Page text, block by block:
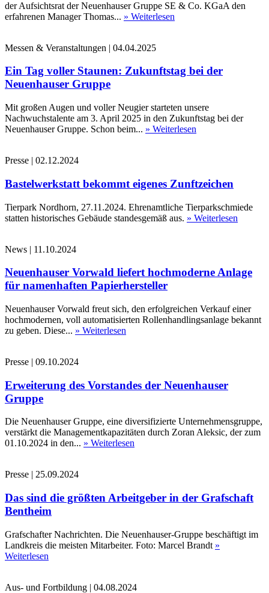
der Aufsichtsrat der Neuenhauser Gruppe SE & Co. KGaA den
erfahrenen Manager Thomas... » Weiterlesen
Messen & Veranstaltungen | 04.04.2025
Ein Tag voller Staunen: Zukunftstag bei der
Neuenhauser Gruppe
Mit großen Augen und voller Neugier starteten unsere
Nachwuchstalente am 3. April 2025 in den Zukunftstag bei der
Neuenhauser Gruppe. Schon beim... » Weiterlesen
Presse | 02.12.2024
Bastelwerkstatt bekommt eigenes Zunftzeichen
Tierpark Nordhorn, 27.11.2024. Ehrenamtliche Tierparkschmiede
statten historisches Gebäude standesgemäß aus. » Weiterlesen
News | 11.10.2024
Neuenhauser Vorwald liefert hochmoderne Anlage
für namenhaften Papierhersteller
Neuenhauser Vorwald freut sich, den erfolgreichen Verkauf einer
hochmodernen, voll automatisierten Rollenhandlingsanlage bekannt
zu geben. Diese... » Weiterlesen
Presse | 09.10.2024
Erweiterung des Vorstandes der Neuenhauser
Gruppe
Die Neuenhauser Gruppe, eine diversifizierte Unternehmensgruppe,
verstärkt die Managementkapazitäten durch Zoran Aleksic, der zum
01.10.2024 in den... » Weiterlesen
Presse | 25.09.2024
Das sind die größten Arbeitgeber in der Grafschaft
Bentheim
Grafschafter Nachrichten. Die Neuenhauser-Gruppe beschäftigt im
Landkreis die meisten Mitarbeiter. Foto: Marcel Brandt »
Weiterlesen
Aus- und Fortbildung | 04.08.2024